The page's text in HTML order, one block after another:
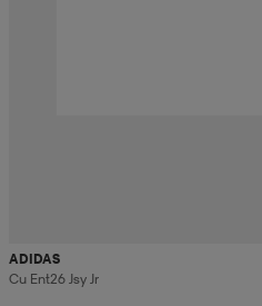
ADIDAS
Cu Ent26 Jsy Jr